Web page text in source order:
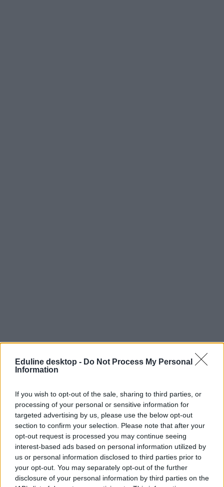
Eduline desktop - Do Not Process My Personal
Information
If you wish to opt-out of the sale, sharing to third parties, or
processing of your personal or sensitive information for
targeted advertising by us, please use the below opt-out
section to confirm your selection. Please note that after your
opt-out request is processed you may continue seeing
interest-based ads based on personal information utilized by
us or personal information disclosed to third parties prior to
your opt-out. You may separately opt-out of the further
disclosure of your personal information by third parties on the